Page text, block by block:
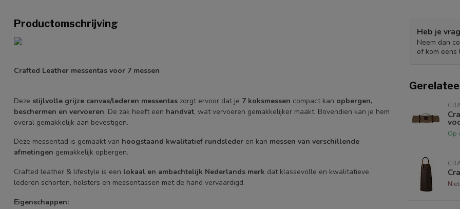
Productomschrijving
Crafted Leather messentas voor 7 messen
Deze stijlvolle grijze canvas/lederen messentas zorgt ervoor dat je 7 koksmessen compact kan opbergen,
beschermen en vervoeren. De zak heeft een handvat, wat vervoeren gemakkelijker maakt. Bovendien kan je hem
overal gemakkelijk aan bevestigen.
Deze messentad is gemaakt van hoogstaand kwalitatief rundsleder en kan messen van verschillende
afmetingen gemakkelijk opbergen.
Crafted leather & lifestyle is een lokaal en ambachtelijk Nederlands merk dat klassevolle en kwalitatieve
lederen schorten, holsters en messentassen met de hand vervaardigd.
Eigenschappen:
Heb je
Neem dan
of kom
Op